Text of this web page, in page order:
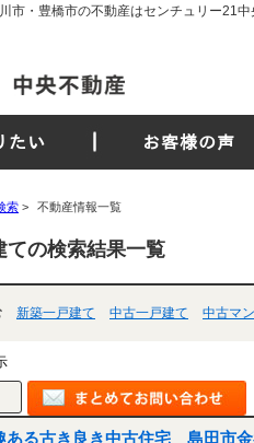
市・豊橋市の不動産はセンチュリー21中
たい お客様の声
索 > 不動産情報一覧
ての検索結果一覧
新築一戸建て 中古一戸建て 中古マ
ある古き良き中古住宅 島田市